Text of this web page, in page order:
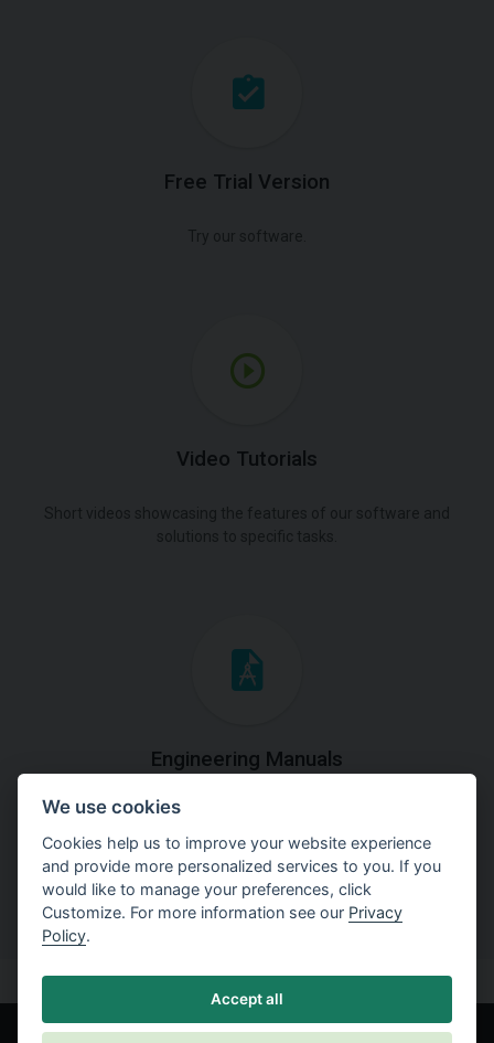
Free Trial Version
Video Tutorials
Engineering Manuals
Step by steps guides on how
to solve a specific tasks.
We use cookies
Cookies help us to improve your website experience
and provide more personalized services to you. If you
would like to manage your preferences, click
Customize. For more information see our Privacy
Policy.
Accept all